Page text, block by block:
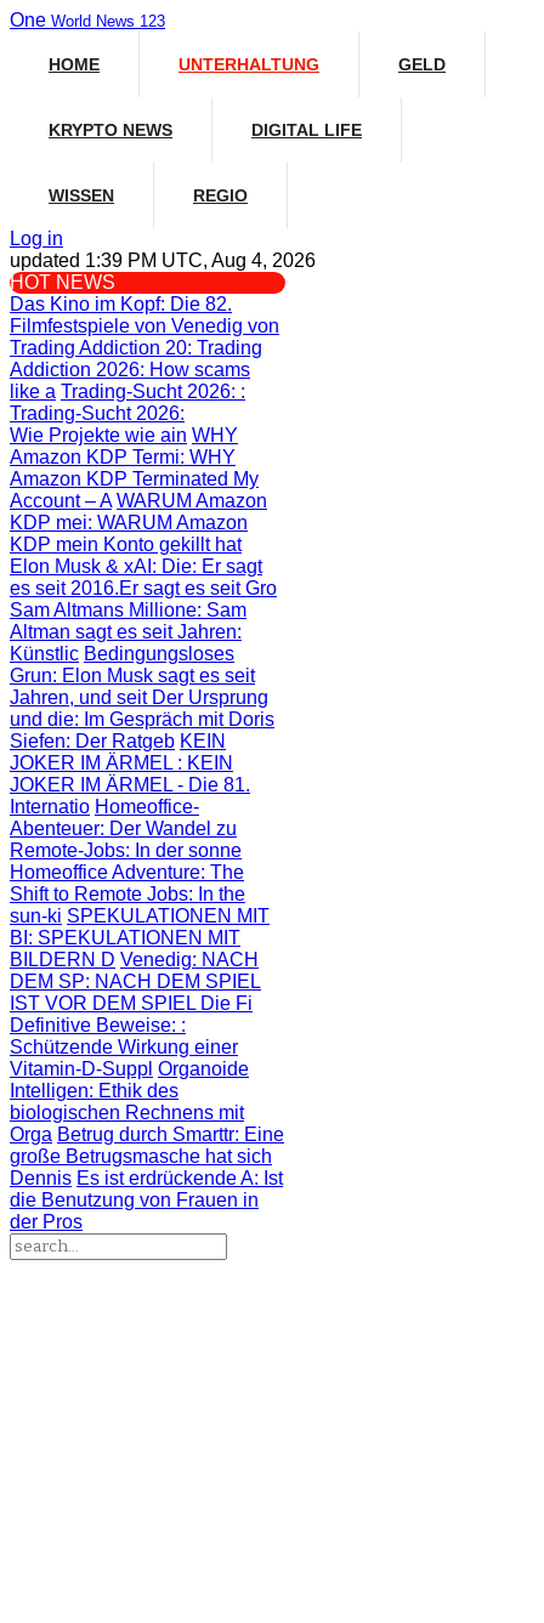
One World News 123
HOME UNTERHALTUNG GELD
KRYPTO NEWS DIGITAL LIFE
WISSEN REGIO
Log in
updated 1:39 PM UTC, Aug 4, 2026
HOT NEWS
Das Kino im Kopf: Die 82.
Filmfestspiele von Venedig von
Trading Addiction 20: Trading
Addiction 2026: How scams
like a Trading-Sucht 2026: :
Trading-Sucht 2026:
Wie Projekte wie ain WHY
Amazon KDP Termi: WHY
Amazon KDP Terminated My
Account – A WARUM Amazon
KDP mei: WARUM Amazon
KDP mein Konto gekillt hat
Elon Musk & xAI: Die: Er sagt
es seit 2016.Er sagt es seit Gro
Sam Altmans Millione: Sam
Altman sagt es seit Jahren:
Künstlic Bedingungsloses
Grun: Elon Musk sagt es seit
Jahren, und seit Der Ursprung
und die: Im Gespräch mit Doris
Siefen: Der Ratgeb KEIN
JOKER IM ÄRMEL : KEIN
JOKER IM ÄRMEL - Die 81.
Internatio Homeoffice-
Abenteuer: Der Wandel zu
Remote-Jobs: In der sonne
Homeoffice Adventure: The
Shift to Remote Jobs: In the
sun-ki SPEKULATIONEN MIT
BI : SPEKULATIONEN MIT
BILDERN D Venedig: NACH
DEM SP: NACH DEM SPIEL
IST VOR DEM SPIEL Die Fi
Definitive Beweise: :
Schützende Wirkung einer
Vitamin-D-Suppl Organoide
Intelligen: Ethik des
biologischen Rechnens mit
Orga Betrug durch Smarttr: Eine
große Betrugsmasche hat sich
Dennis Es ist erdrückende A: Ist
die Benutzung von Frauen in
der Pros